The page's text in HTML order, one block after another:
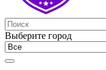
Выберите город